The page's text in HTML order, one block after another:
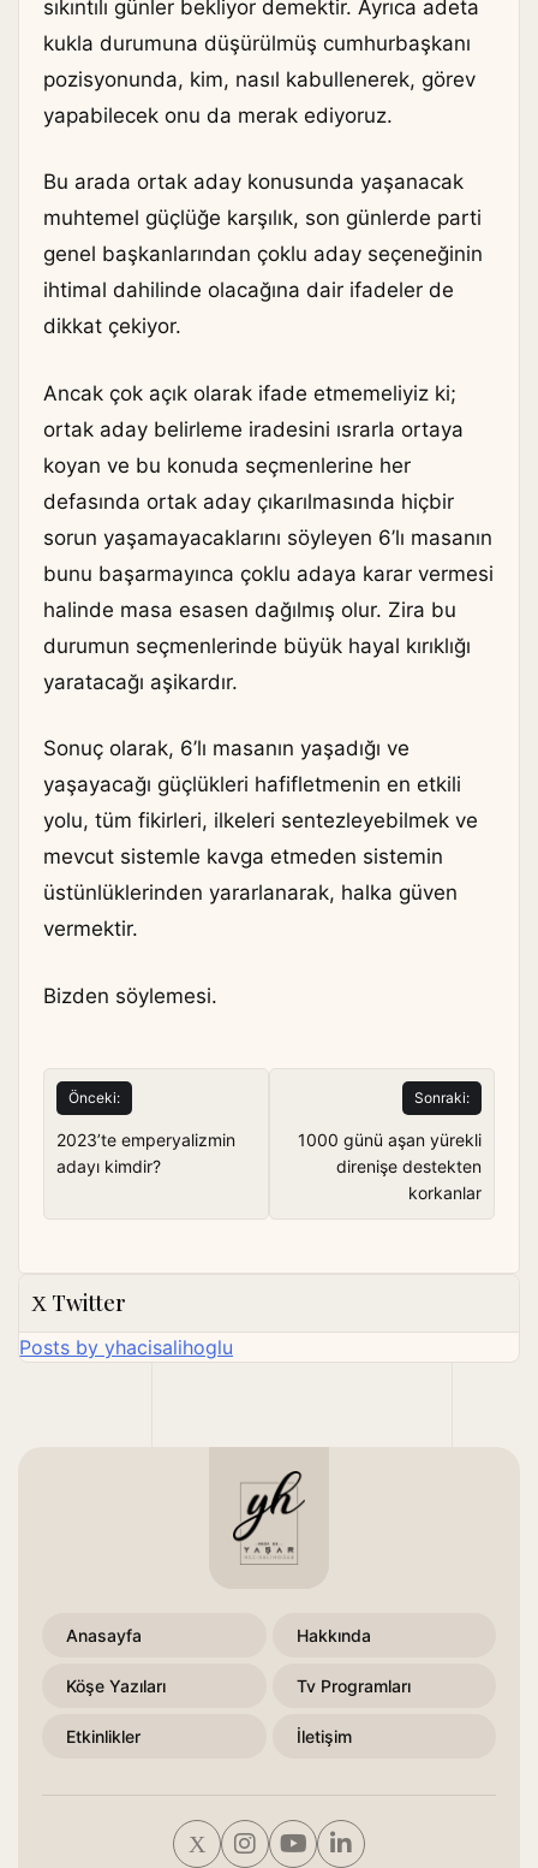
sıkıntılı günler bekliyor demektir. Ayrıca adeta
kukla durumuna düşürülmüş cumhurbaşkanı
pozisyonunda, kim, nasıl kabullenerek, görev
yapabilecek onu da merak ediyoruz.
Bu arada ortak aday konusunda yaşanacak
muhtemel güçlüğe karşılık, son günlerde parti
genel başkanlarından çoklu aday seçeneğinin
ihtimal dahilinde olacağına dair ifadeler de
dikkat çekiyor.
Ancak çok açık olarak ifade etmemeliyiz ki;
ortak aday belirleme iradesini ısrarla ortaya
koyan ve bu konuda seçmenlerine her
defasında ortak aday çıkarılmasında hiçbir
sorun yaşamayacaklarını söyleyen 6’lı masanın
bunu başarmayınca çoklu adaya karar vermesi
halinde masa esasen dağılmış olur. Zira bu
durumun seçmenlerinde büyük hayal kırıklığı
yaratacağı aşikardır.
Sonuç olarak, 6’lı masanın yaşadığı ve
yaşayacağı güçlükleri hafifletmenin en etkili
yolu, tüm fikirleri, ilkeleri sentezleyebilmek ve
mevcut sistemle kavga etmeden sistemin
üstünlüklerinden yararlanarak, halka güven
vermektir.
Bizden söylemesi.
Yazı
gezinmesi
Önceki:
2023’te emperyalizmin
adayı kimdir?
Sonraki:
1000 günü aşan yürekli
direnişe destekten
korkanlar
Twitter
Posts by yhacisalihoglu
Anasayfa Hakkında
Köşe Yazıları Tv Programları
Etkinlikler İletişim